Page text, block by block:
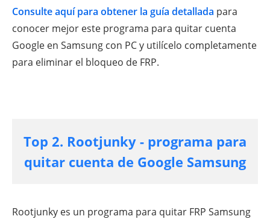
Consulte aquí para obtener la guía detallada para
conocer mejor este programa para quitar cuenta
Google en Samsung con PC y utilícelo completamente
para eliminar el bloqueo de FRP.
Top 2. Rootjunky - programa para
quitar cuenta de Google Samsung
Rootjunky es un programa para quitar FRP Samsung